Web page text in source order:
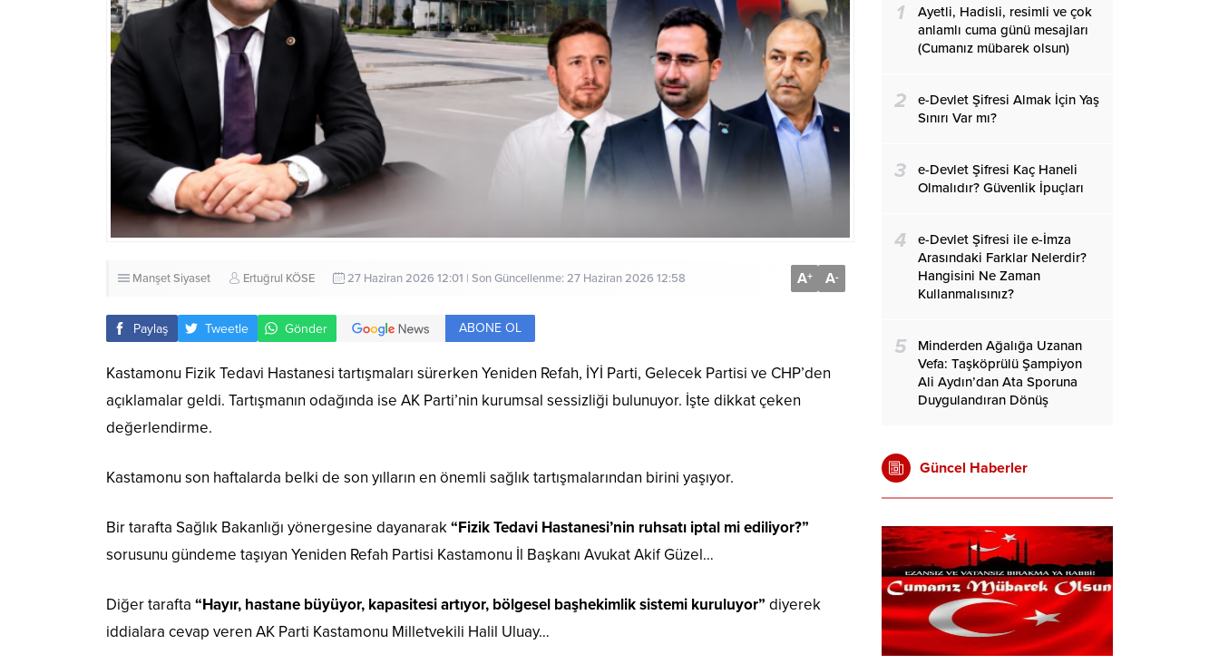
ManşetSiyaset Ertuğrul KÖSE 27 Haziran 2026 12:01 | Son Güncellenme: 27 Haziran 2026 12:58 A+ A-
Paylaş Tweetle Gönder ABONE OL
Kastamonu Fizik Tedavi Hastanesi tartışmaları sürerken Yeniden Refah, İYİ Parti, Gelecek Partisi ve CHP’den
açıklamalar geldi. Tartışmanın odağında ise AK Parti’nin kurumsal sessizliği bulunuyor. İşte dikkat çeken
değerlendirme.
Kastamonu son haftalarda belki de son yılların en önemli sağlık tartışmalarından birini yaşıyor.
Bir tarafta Sağlık Bakanlığı yönergesine dayanarak“Fizik Tedavi Hastanesi’nin ruhsatı iptal mi ediliyor?”
sorusunu gündeme taşıyan Yeniden Refah Partisi Kastamonu İl Başkanı Avukat Akif Güzel…
Diğer tarafta “Hayır, hastane büyüyor, kapasitesi artıyor, bölgesel başhekimlik sistemi kuruluyor” diyerek
iddialara cevap veren AK Parti Kastamonu Milletvekili Halil Uluay…
1
Ayetli, Hadisli, resimli ve çok
anlamlı cuma günü mesajları
(Cumanız mübarek olsun)
2
e-Devlet Şifresi Almak İçin Yaş
Sınırı Var mı?
3
e-Devlet Şifresi Kaç Haneli
Olmalıdır? Güvenlik İpuçları
4
e-Devlet Şifresi ile e-İmza
Arasındaki Farklar Nelerdir?
Hangisini Ne Zaman
Kullanmalısınız?
5
Minderden Ağalığa Uzanan
Vefa: Taşköprülü Şampiyon
Ali Aydın’dan Ata Sporuna
Duygulandıran Dönüş
Güncel Haberler